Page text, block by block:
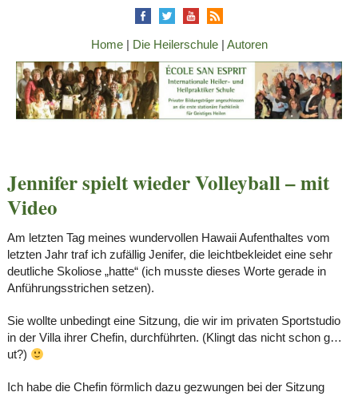
Home| Die Heilerschule| Autoren
Jennifer spielt wieder Volleyball – mit
Video
Am letzten Tag meines wundervollen Hawaii Aufenthaltes vom
letzten Jahr traf ich zufällig Jenifer, die leichtbekleidet eine sehr
deutliche Skoliose „hatte“ (ich musste dieses Worte gerade in
Anführungsstrichen setzen).
Sie wollte unbedingt eine Sitzung, die wir im privaten Sportstudio
in der Villa ihrer Chefin, durchführten. (Klingt das nicht schon g…
ut?)
Ich habe die Chefin förmlich dazu gezwungen bei der Sitzung